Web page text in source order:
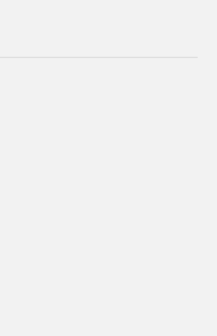
обеспечения.
созданные и